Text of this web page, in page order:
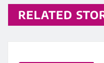
RELATED